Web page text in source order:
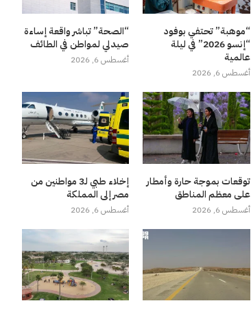
“موهبة” تحتفي بوفود
“إنسو 2026” في ليلة
عالمية
أغسطس 6, 2026
“الصحة” تباشر واقعة إساءة
صيدلي لمواطن في الطائف
أغسطس 6, 2026
توقعات بموجة حارة وأمطار
على معظم المناطق
أغسطس 6, 2026
إخلاء طبي لـ3 مواطنين من
مصر إلى المملكة
أغسطس 6, 2026